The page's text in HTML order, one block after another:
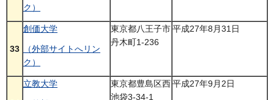
ク）
33
創価大学
（外部サイトへリン
ク）
東京都八王子市
丹木町1-236
平成27年8月31日
立教大学
東京都豊島区西
池袋3-34-1
平成27年9月2日